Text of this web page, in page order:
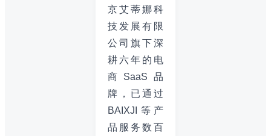
京艾蒂娜科
技发展有限
公司旗下深
耕六年的电
商SaaS品
牌，已通过
BAIXJI等产
品服务数百